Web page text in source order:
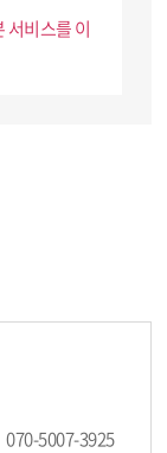
목 수집/이용
이루어지지
를 이용하실 수
서비스를 이
070-5007-3925